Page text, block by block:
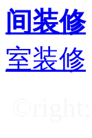
间装修
室装修